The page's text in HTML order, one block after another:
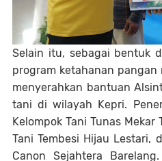
Selain itu, sebagai bentuk
program ketahanan pangan
menyerahkan bantuan
tani di wilayah Kepri.
Kelompok Tani Tunas Mekar
Tani Tembesi Hijau Lestari,
Canon Sejahtera